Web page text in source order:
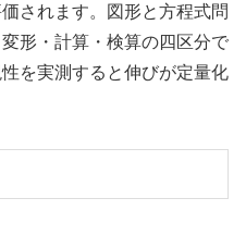
されます。図形と方程式問
形・計算・検算の四区分で
を実測すると伸びが定量化